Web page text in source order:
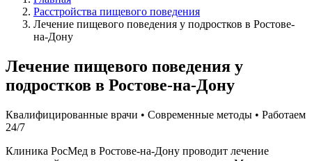
Расстройства пищевого поведения
Лечение пищевого поведения у подростков в Ростове-
на-Дону
Лечение пищевого поведения у
подростков в Ростове-на-Дону
Квалифицированные врачи • Современные методы • Работаем
24/7
Клиника РосМед в Ростове-на-Дону проводит лечение